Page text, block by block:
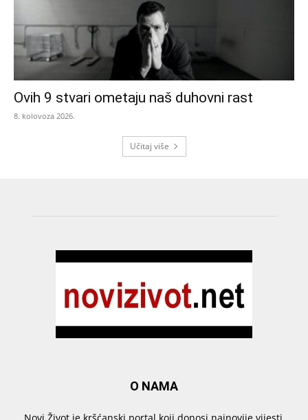
Ovih 9 stvari ometaju naš duhovni rast
8. kolovoza 2026.
Učitaj više
O NAMA